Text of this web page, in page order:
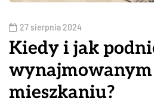
27 sierpnia 2024
Kiedy i jak
wynajmowanym
mieszkaniu?